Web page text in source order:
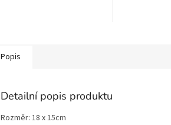
Popis
Detailní popis produktu
Rozměr: 18 x 15cm